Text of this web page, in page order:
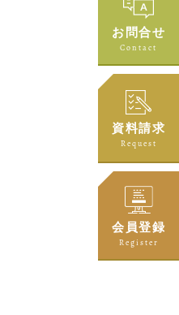
お問合せ
Contact
資料請求
Request
会員登録
Register